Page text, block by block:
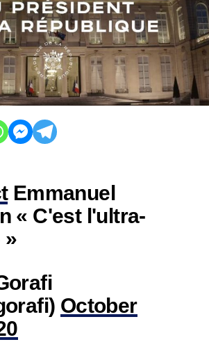
Emmanuel
« C'est l'ultra-
»
October